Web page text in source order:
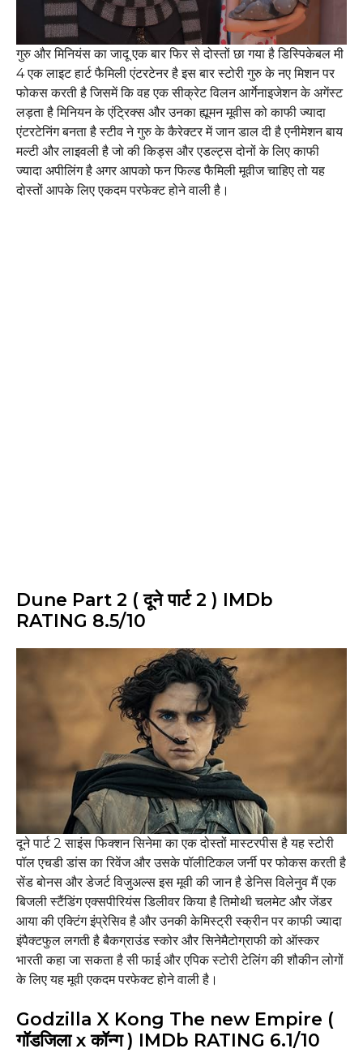
गुरु और मिनियंस का जादू एक बार फिर से दोस्तों छा गया है डिस्पिकेबल मी
4 एक लाइट हार्ट फैमिली एंटरटेनर है इस बार स्टोरी गुरु के नए मिशन पर
फोकस करती है जिसमें कि वह एक सीक्रेट विलन आर्गेनाइजेशन के अगेंस्ट
लड़ता है मिनियन के एंट्रिक्स और उनका ह्यूमन मूवीस को काफी ज्यादा
एंटरटेनिंग बनता है स्टीव ने गुरु के कैरेक्टर में जान डाल दी है एनीमेशन बाय
मल्टी और लाइवली है जो की किड्स और एडल्ट्स दोनों के लिए काफी
ज्यादा अपीलिंग है अगर आपको फन फिल्ड फैमिली मूवीज चाहिए तो यह
दोस्तों आपके लिए एकदम परफेक्ट होने वाली है।
Dune Part 2 ( दूने पार्ट 2 ) IMDb
RATING 8.5/10
दूने पार्ट 2 साइंस फिक्शन सिनेमा का एक दोस्तों मास्टरपीस है यह स्टोरी
पॉल एचडी डांस का रिवेंज और उसके पॉलीटिकल जर्नी पर फोकस करती है
सेंड बोनस और डेजर्ट विजुअल्स इस मूवी की जान है डेनिस विलेनुव मैं एक
बिजली स्टैंडिंग एक्सपीरियंस डिलीवर किया है तिमोथी चलमेट और जेंडर
आया की एक्टिंग इंप्रेसिव है और उनकी केमिस्ट्री स्क्रीन पर काफी ज्यादा
इंपैक्टफुल लगती है बैकग्राउंड स्कोर और सिनेमैटोग्राफी को ऑस्कर
भारती कहा जा सकता है सी फाई और एपिक स्टोरी टेलिंग की शौकीन लोगों
के लिए यह मूवी एकदम परफेक्ट होने वाली है।
Godzilla X Kong The new Empire (
गॉडजिला x कॉन्ग ) IMDb RATING 6.1/10